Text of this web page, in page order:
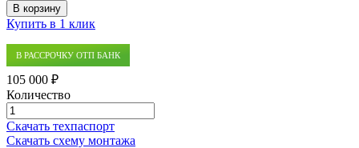
В корзину
Купить в 1 клик
В РАССРОЧКУ ОТП БАНК
105 000 ₽
Количество
Количество
товара
Септик
Скачать техпаспорт
Скачать схему монтажа